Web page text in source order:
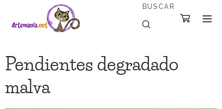
BUSCAR
Pendientes degradado
malva